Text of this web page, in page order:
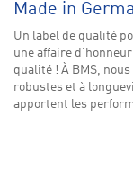
Made in
Un label de qualité
une affaire
qualité ! À BMS,
robustes et à
apportent les